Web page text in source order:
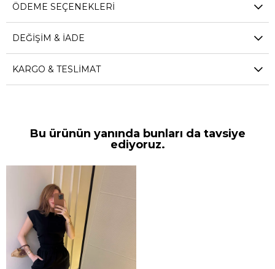
Boy:101 cm
(Ürün ölçüleri 1-2 cm farklılık, Ürün çekimlerinde renkler ışık farklılığından
dolayı değişkenlik gösterebilir.)
ÖDEME SEÇENEKLERI
DEĞIŞIM & İADE
KARGO & TESLIMAT
Bu ürünün yanında bunları da tavsiye
ediyoruz.